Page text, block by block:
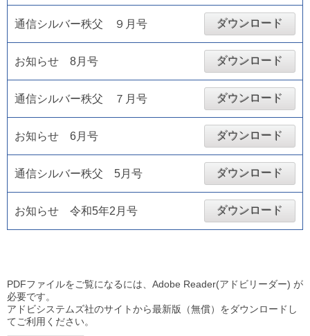
通信シルバー秩父 ９月号 ダウンロード
お知らせ 8月号 ダウンロード
通信シルバー秩父 ７月号 ダウンロード
お知らせ 6月号 ダウンロード
通信シルバー秩父 5月号 ダウンロード
お知らせ 令和5年2月号 ダウンロード
PDFファイルをご覧になるには、Adobe Reader(アドビリーダー) が
必要です。
アドビシステムズ社のサイトから最新版（無償）をダウンロードし
てご利用ください。